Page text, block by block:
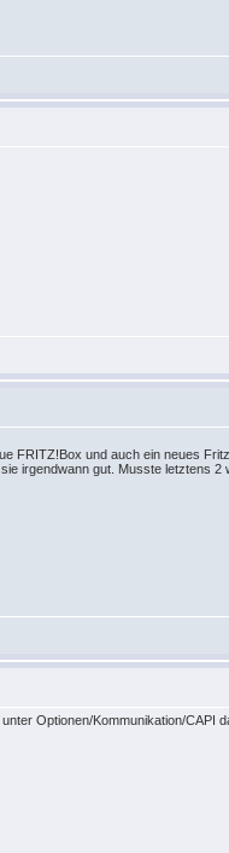
FRITZ!Box und auch ein neues
irgendwann gut. Musste letztens 2
Optionen/Kommunikation/CAPI